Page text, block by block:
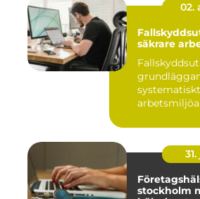
02.
säkrare
systematiskt
stockholm mer än bara